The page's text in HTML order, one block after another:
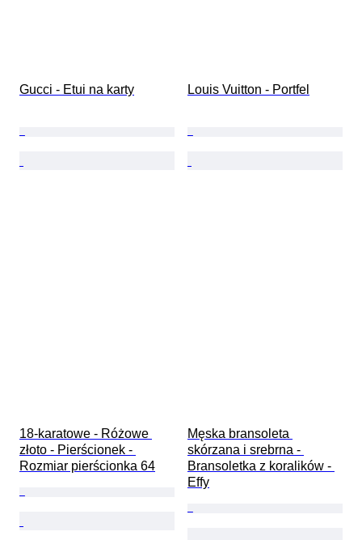
Gucci - Etui na karty Louis Vuitton - Portfel
18-karatowe - Różowe
złoto - Pierścionek -
Rozmiar pierścionka 64
Męska bransoleta
skórzana i srebrna -
Bransoletka z koralików -
Effy